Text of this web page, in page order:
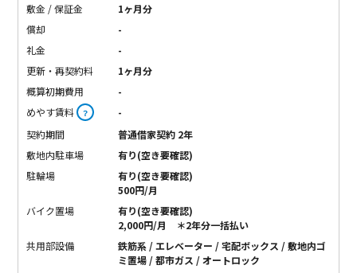
敷金 / 保証金
1ヶ月分
償却
-
礼金
-
更新・再契約料
1ヶ月分
概算初期費用
-
めやす賃料 ？
-
契約期間
普通借家契約 2年
敷地内駐車場
有り(空き要確認)
駐輪場
有り(空き要確認)
500円/月
バイク置場
有り(空き要確認)
2,000円/月 ＊2年分一括払い
共用部設備
鉄筋系 / エレベーター / 宅配ボックス / 敷地内ゴ
ミ置場 / 都市ガス / オートロック